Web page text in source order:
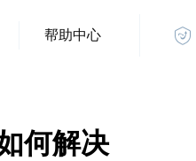
帮助中心
何解决